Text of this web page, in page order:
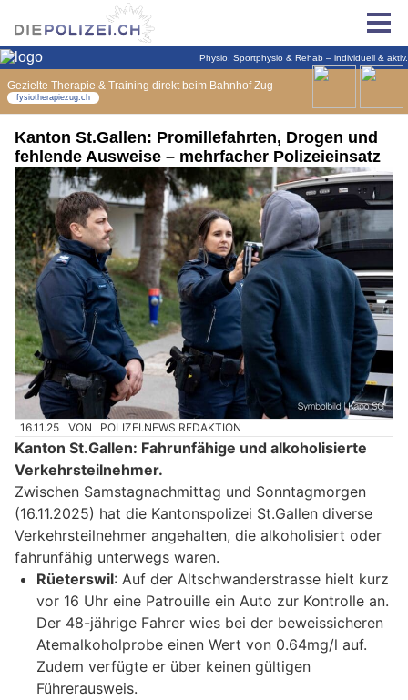
Kanton St.Gallen: Promillefahrten, Drogen und
fehlende Ausweise – mehrfacher Polizeieinsatz
16.11.25 VON POLIZEI.NEWS REDAKTION
Kanton St.Gallen: Fahrunfähige und alkoholisierte
Verkehrsteilnehmer.
Zwischen Samstagnachmittag und Sonntagmorgen
(16.11.2025) hat die Kantonspolizei St.Gallen diverse
Verkehrsteilnehmer angehalten, die alkoholisiert oder
fahrunfähig unterwegs waren.
Rüeterswil: Auf der Altschwanderstrasse hielt kurz
vor 16 Uhr eine Patrouille ein Auto zur Kontrolle an.
Der 48-jährige Fahrer wies bei der beweissicheren
Atemalkoholprobe einen Wert von 0.64mg/l auf.
Zudem verfügte er über keinen gültigen
Führerausweis.